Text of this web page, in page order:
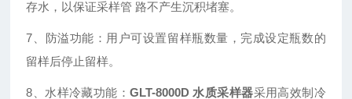
存水，以保证采样管 路不产生沉积堵塞。
7、防溢功能：用户可设置留样瓶数量，完成设定瓶数的
留样后停止留样。
8、水样冷藏功能：GLT-8000D 水质采样器采用高效制冷